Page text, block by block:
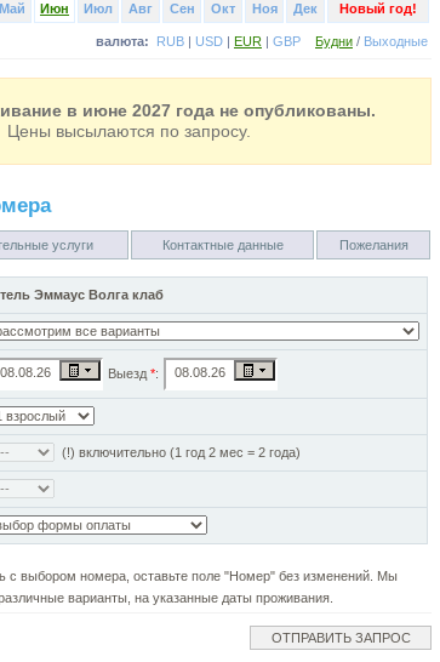
Май Июн Июл Авг Сен Окт Ноя Дек Новый год!
валюта: RUB | USD | EUR | GBP Будни / Выходные
в июне 2027 года не опубликованы.
Цены высылаются по запросу.
услуги Контактные данные Пожелания
Эммаус Волга клаб
Выезд *:
(!) включительно (1 год 2 мес = 2 года)
с выбором номера, оставьте поле "Номер" без изменений. Мы
варианты, на указанные даты проживания.